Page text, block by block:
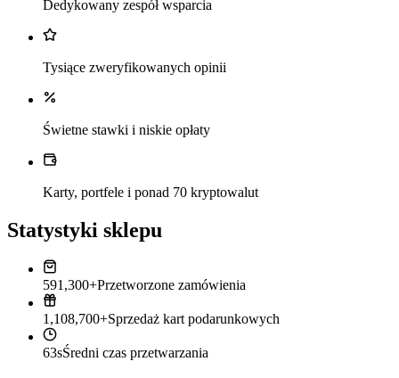
Dedykowany zespół wsparcia
Tysiące zweryfikowanych opinii
Świetne stawki i niskie opłaty
Karty, portfele i ponad 70 kryptowalut
Statystyki sklepu
591,300+Przetworzone zamówienia
1,108,700+Sprzedaż kart podarunkowych
63sŚredni czas przetwarzania